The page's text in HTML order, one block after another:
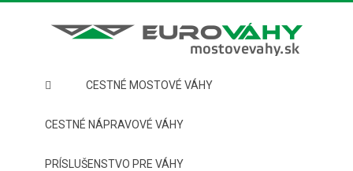
CESTNÉ MOSTOVÉ VÁHY
CESTNÉ NÁPRAVOVÉ VÁHY
PRÍSLUŠENSTVO PRE VÁHY